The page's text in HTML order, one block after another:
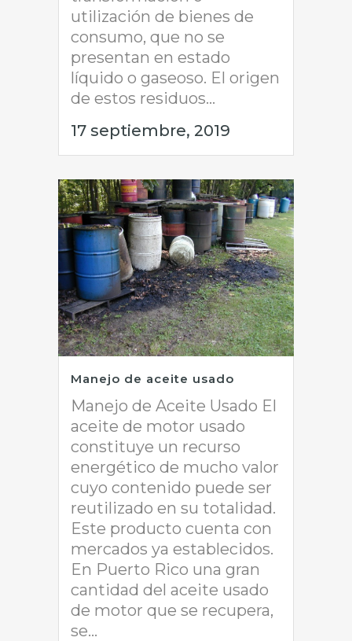
utilización de bienes de
consumo, que no se
presentan en estado
líquido o gaseoso. El origen
de estos residuos...
17 septiembre, 2019
Manejo de aceite usado
Manejo de Aceite Usado El
aceite de motor usado
constituye un recurso
energético de mucho valor
cuyo contenido puede ser
reutilizado en su totalidad.
Este producto cuenta con
mercados ya establecidos.
En Puerto Rico una gran
cantidad del aceite usado
de motor que se recupera,
se...